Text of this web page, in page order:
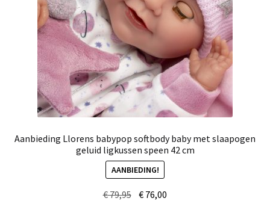
Aanbieding Llorens babypop softbody baby met slaapogen
geluid ligkussen speen 42 cm
AANBIEDING!
€79,95 Oorspronkelijke
€ 76,00